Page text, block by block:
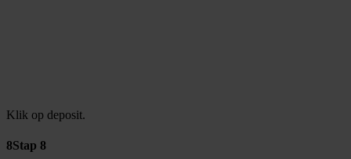
Klik op deposit.
8Stap 8